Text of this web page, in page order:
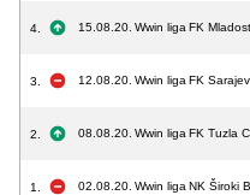
4. 15.08.20. Wwin liga FK
3. 12.08.20. Wwin liga FK
2. 08.08.20. Wwin liga FK Tuzla C.
1. 02.08.20. Wwin liga NK Široki B.